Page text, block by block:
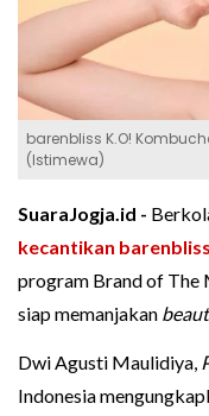
barenbliss K.O!
(Istimewa)
SuaraJogja.id -
kecantikan barenbliss
program Brand of The
siap memanjakan
Dwi Agusti Maulidiya,
Indonesia